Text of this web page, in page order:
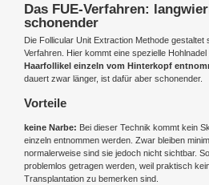
Das FUE-Verfahren:
schonender
Die Follicular Unit Extraction Methode
Verfahren. Hier kommt eine spezielle
Haarfollikel einzeln vom Hinterkopf
dauert zwar länger, ist dafür aber schonender.
Vorteile
keine Narbe: Bei dieser Technik kommt kein
einzeln entnommen werden. Zwar bleiben
normalerweise sind sie jedoch nicht sichtbar.
problemlos getragen werden, weil praktisch
Transplantation zu bemerken sind.